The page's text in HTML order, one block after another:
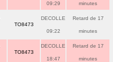
09:29 minutes
TO8473
DECOLLE
09:22
Retard de 17
minutes
TO8473
DECOLLE
18:47
Retard de 17
minutes